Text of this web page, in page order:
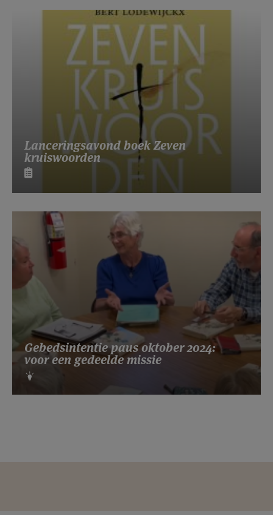
Lanceringsavond boek Zeven
kruiswoorden
Gebedsintentie paus oktober 2024:
voor een gedeelde missie